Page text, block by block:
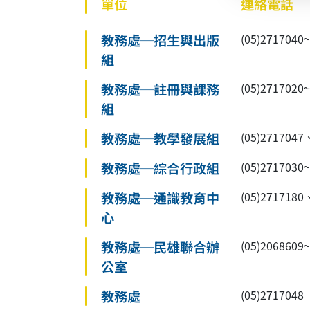
單位
連絡電話
教務處─招生與出版
組
教務處─註冊與課務
組
教務處─教學發展組 (05)2717047
教務處─綜合行政組
教務處─通識教育中
心
(05)2717180
教務處─民雄聯合辦
公室
教務處 (05)2717048